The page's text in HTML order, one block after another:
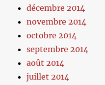
décembre 2014
novembre 2014
octobre 2014
septembre 2014
août 2014
juillet 2014